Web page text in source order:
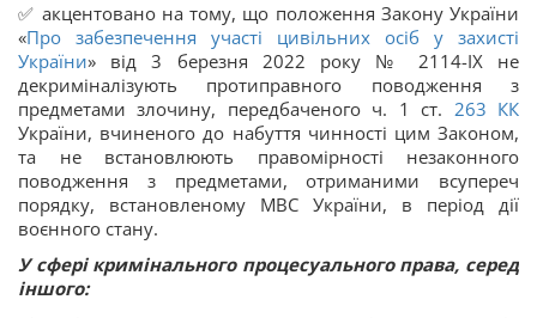
✅ акцентовано на тому, що положення Закону України
«Про забезпечення участі цивільних осіб у захисті
України» від 3 березня 2022 року № 2114-IX не
декриміналізують протиправного поводження з
предметами злочину, передбаченого ч. 1 ст. 263 КК
України, вчиненого до набуття чинності цим Законом,
та не встановлюють правомірності незаконного
поводження з предметами, отриманими всупереч
порядку, встановленому МВС України, в період дії
воєнного стану.
У сфері кримінального процесуального права, серед
іншого: